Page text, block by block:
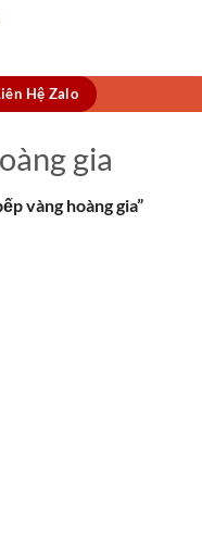
Hệ Zalo
gia
vàng hoàng gia”